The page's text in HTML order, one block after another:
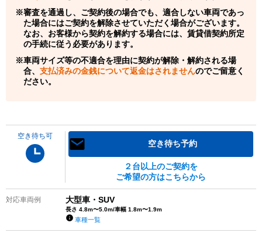
審査を通過し、ご契約後の場合でも、適合しない車両であっ
た場合にはご契約を解除させていただく場合がございます。
なお、お客様から契約を解約する場合には、賃貸借契約所定
の手続に従う必要があります。
車両サイズ等の不適合を理由に契約が解除・解約される場
合、 支払済みの金銭について返金はされませんのでご留意く
ださい。
空き待ち可
空き待ち予約
２台以上のご契約を
ご希望の方はこちらから
対応車両例 大型車・SUV
長さ 4.8m〜5.0m/車幅 1.8m〜1.9m
車種一覧